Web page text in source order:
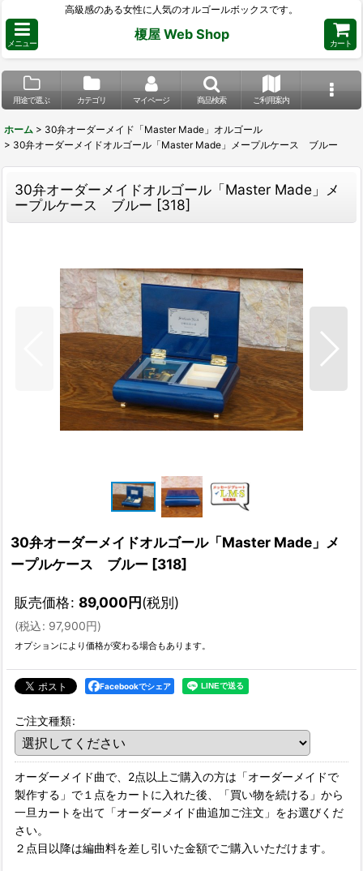
高級感のある女性に人気のオルゴールボックスです。
メニュー
榎屋 Web Shop
カート
用途で選ぶ カテゴリ マイページ 商品検索 ご利用案内
ホーム > 30弁オーダーメイド「Master Made」オルゴール
> 30弁オーダーメイドオルゴール「Master Made」メープルケース ブルー
30弁オーダーメイドオルゴール「Master Made」メ
ープルケース ブルー [318]
30弁オーダーメイドオルゴール「Master Made」メ
ープルケース ブルー [318]
販売価格: 89,000円(税別)
(税込: 97,900円)
オプションにより価格が変わる場合もあります。
Facebookでシェア
ご注文種類:
オーダーメイド曲で、2点以上ご購入の方は「オーダーメイドで
製作する」で１点をカートに入れた後、「買い物を続ける」から
一旦カートを出て「オーダーメイド曲追加ご注文」をお選びくだ
さい。
２点目以降は編曲料を差し引いた金額でご購入いただけます。